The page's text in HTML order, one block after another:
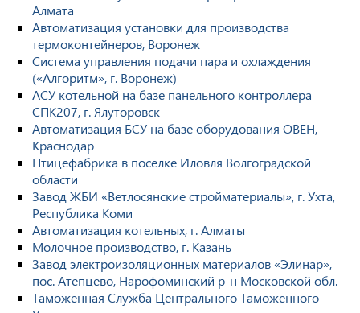
Алмата
Автоматизация установки для производства
термоконтейнеров, Воронеж
Система управления подачи пара и охлаждения
(«Алгоритм», г. Воронеж)
АСУ котельной на базе панельного контроллера
СПК207, г. Ялуторовск
Автоматизация БСУ на базе оборудования ОВЕН,
Краснодар
Птицефабрика в поселке Иловля Волгоградской
области
Завод ЖБИ «Ветлосянские стройматериалы», г. Ухта,
Республика Коми
Автоматизация котельных, г. Алматы
Молочное производство, г. Казань
Завод электроизоляционных материалов «Элинар»,
пос. Атепцево, Нарофоминский р-н Московской обл.
Таможенная Служба Центрального Таможенного